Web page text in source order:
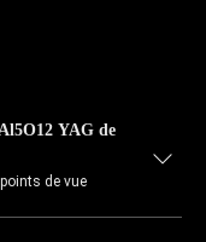
YAG de
de vue